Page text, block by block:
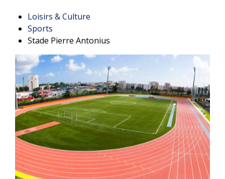
Loisirs & Culture
Sports
Stade Pierre Antonius